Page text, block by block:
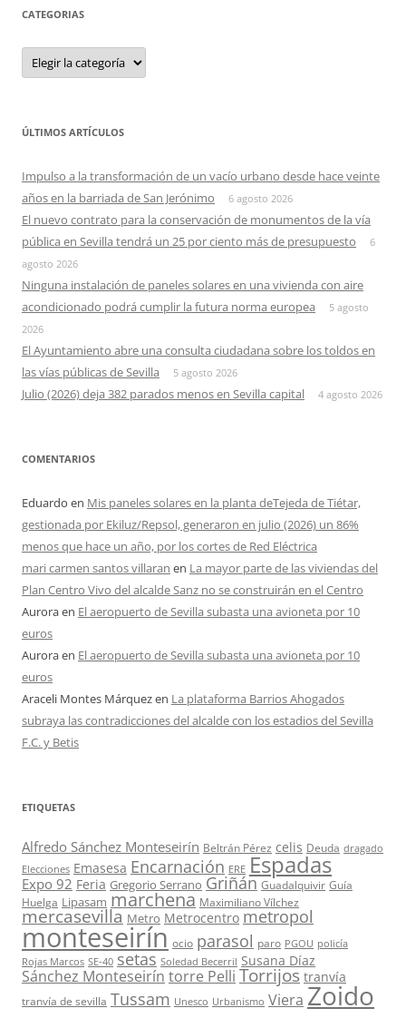
CATEGORIAS
Categorias
ÚLTIMOS ARTÍCULOS
Impulso a la transformación de un vacío urbano desde hace veinte
años en la barriada de San Jerónimo
6 agosto 2026
El nuevo contrato para la conservación de monumentos de la vía
pública en Sevilla tendrá un 25 por ciento más de presupuesto
6
agosto 2026
Ninguna instalación de paneles solares en una vivienda con aire
acondicionado podrá cumplir la futura norma europea
5 agosto
2026
El Ayuntamiento abre una consulta ciudadana sobre los toldos en
las vías públicas de Sevilla
5 agosto 2026
Julio (2026) deja 382 parados menos en Sevilla capital 4 agosto 2026
COMENTARIOS
Eduardo en Mis paneles solares en la planta deTejeda de Tiétar,
gestionada por Ekiluz/Repsol, generaron en julio (2026) un 86%
menos que hace un año, por los cortes de Red Eléctrica
mari carmen santos villaran en La mayor parte de las viviendas del
Plan Centro Vivo del alcalde Sanz no se construirán en el Centro
Auroraen El aeropuerto de Sevilla subasta una avioneta por 10
euros
Auroraen El aeropuerto de Sevilla subasta una avioneta por 10
euros
Araceli Montes Márquezen La plataforma Barrios Ahogados
subraya las contradicciones del alcalde con los estadios del Sevilla
F.C. y Betis
ETIQUETAS
Alfredo Sánchez Monteseirín Beltrán Pérez celis Deuda dragado
Elecciones Emasesa Encarnación ERE Espadas
Expo 92 Feria Gregorio Serrano Griñán Guadalquivir Guía
Huelga Lipasam marchena Maximiliano Vílchez
mercasevilla Metro Metrocentro metropol
monteseirín ocio parasol paro PGOU policía
Rojas Marcos SE-40 setas Soledad Becerril Susana Díaz
Sánchez Monteseirín torre Pelli Torrijos tranvía
tranvía de sevilla Tussam Unesco Urbanismo Viera Zoido